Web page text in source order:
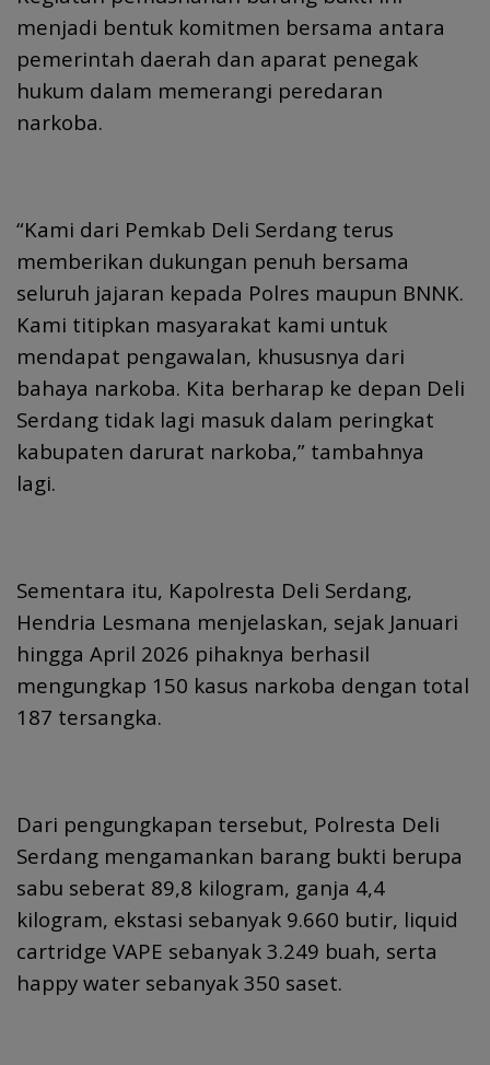
menjadi bentuk komitmen bersama antara
pemerintah daerah dan aparat penegak
hukum dalam memerangi peredaran
narkoba.
“Kami dari Pemkab Deli Serdang terus
memberikan dukungan penuh bersama
seluruh jajaran kepada Polres maupun BNNK.
Kami titipkan masyarakat kami untuk
mendapat pengawalan, khususnya dari
bahaya narkoba. Kita berharap ke depan Deli
Serdang tidak lagi masuk dalam peringkat
kabupaten darurat narkoba,” tambahnya
lagi.
Sementara itu, Kapolresta Deli Serdang,
Hendria Lesmana menjelaskan, sejak Januari
hingga April 2026 pihaknya berhasil
mengungkap 150 kasus narkoba dengan total
187 tersangka.
Dari pengungkapan tersebut, Polresta Deli
Serdang mengamankan barang bukti berupa
sabu seberat 89,8 kilogram, ganja 4,4
kilogram, ekstasi sebanyak 9.660 butir, liquid
cartridge VAPE sebanyak 3.249 buah, serta
happy water sebanyak 350 saset.